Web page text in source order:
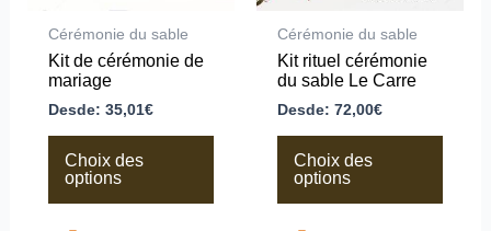
Cérémonie du sable
Kit de cérémonie de
mariage
Desde: 35,01€
Choix des
options
la
du
produit
Cérémonie du sable
Kit rituel cérémonie
du sable Le Carre
Desde:72,00€
Choix des
options
la
du
produit